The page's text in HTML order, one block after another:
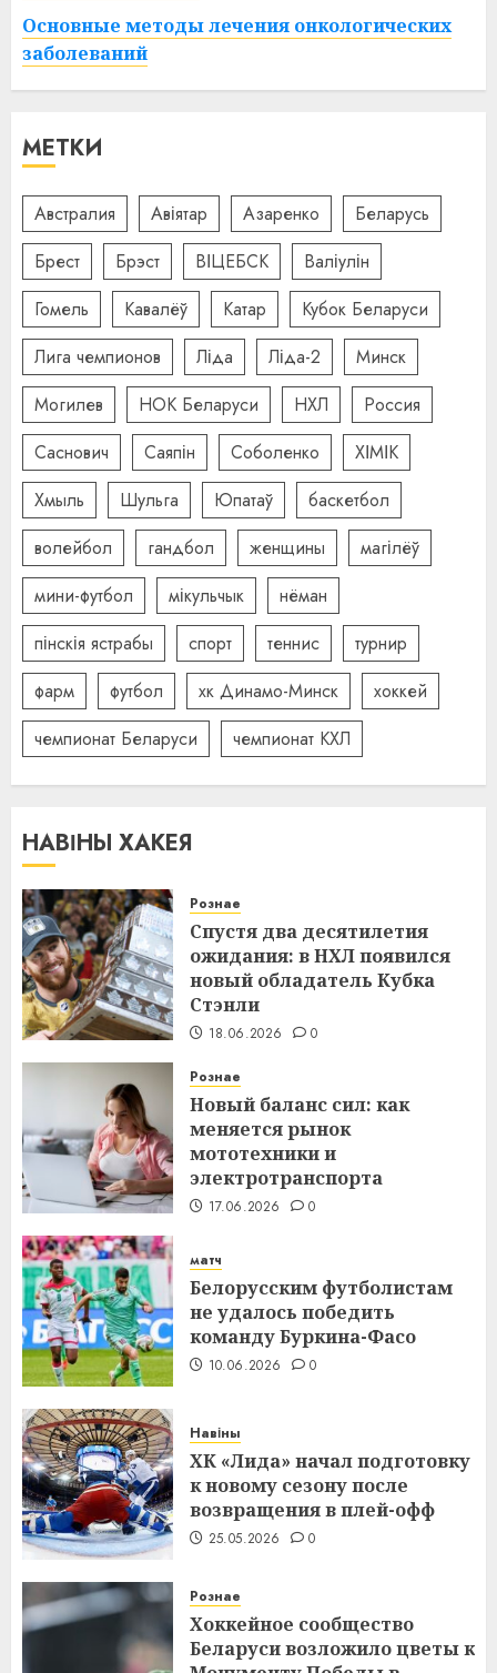
Основные методы лечения онкологических
заболеваний
МЕТКИ
Австралия Авіятар Азаренко
Беларусь
Брест
Брэст ВІЦЕБСК
Валіулін
Гомель
Кавалёў Катар
Кубок Беларуси
Лига чемпионов
Ліда Ліда-2
Минск
Могилев
НОК Беларуси НХЛ
Россия
Саснович
Саяпін Соболенко
ХІМІК
Хмыль
Шульга Юпатаў
баскетбол
волейбол
гандбол женщины
магілёў
мини-футбол
мікульчык
нёман
пінскія ястрабы
спорт теннис
турнир
фарм
футбол хк Динамо-Минск
хоккей
чемпионат Беларуси
чемпионат КХЛ
НАВІНЫ ХАКЕЯ
Рознае
Спустя два десятилетия
ожидания: в НХЛ появился
новый обладатель Кубка
Стэнли
18.06.2026 0
Рознае
Новый баланс сил: как
меняется рынок
мототехники и
электротранспорта
17.06.2026 0
матч
Белорусским футболистам
не удалось победить
команду Буркина-Фасо
10.06.2026 0
Навіны
ХК «Лида» начал подготовку
к новому сезону после
возвращения в плей-офф
25.05.2026 0
Рознае
Хоккейное сообщество
Беларуси возложило цветы к